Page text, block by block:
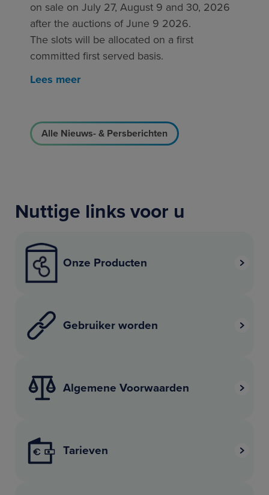
Alle Nieuws- & Persberichten
on sale on July 27, August 9 and 30, 2026
after the auctions of June 9 2026.
The slots will be allocated on a first
committed first served basis.
Lees meer
Nuttige links voor u
Onze Producten
Gebruiker worden
Algemene Voorwaarden
Tarieven